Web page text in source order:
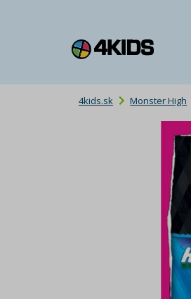
4kids.sk Monster High